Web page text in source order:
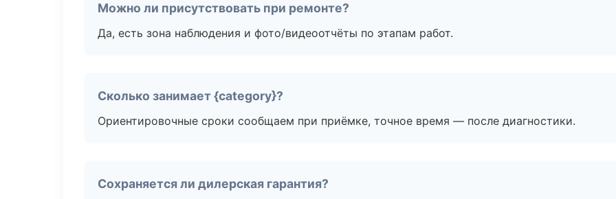
Можно ли присутствовать при ремонте?
Да, есть зона наблюдения и фото/видеоотчёты по этапам работ.
Сколько занимает {category}?
Ориентировочные сроки сообщаем при приёмке, точное время — после диагностики.
Сохраняется ли дилерская гарантия?